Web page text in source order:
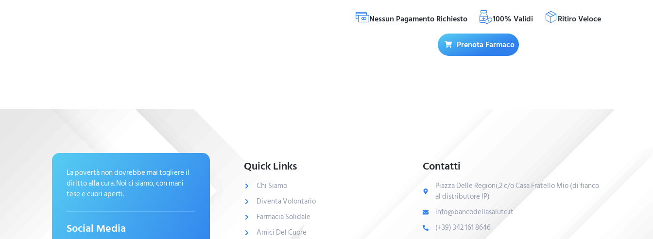
Nessun Pagamento Richiesto 100% Validi Ritiro Veloce
Prenota Farmaco
La povertà non dovrebbe mai togliere il
diritto alla cura. Noi ci siamo, con mani
tese e cuori aperti.
Social Media
Quick Links
Chi Siamo
Diventa Volontario
Farmacia Solidale
Amici Del Cuore
Contatti
Piazza Delle Regioni,2 c/o Casa Fratello Mio (di fianco
al distributore IP)
info@bancodellasalute.it
(+39) 342 161 8646